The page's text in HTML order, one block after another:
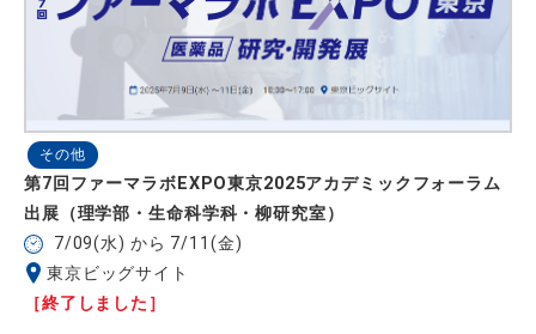
その他
第7回ファーマラボEXPO東京2025アカデミックフォーラム
出展（理学部・生命科学科・柳研究室）
7/09(水) から 7/11(金)
東京ビッグサイト
［終了しました］